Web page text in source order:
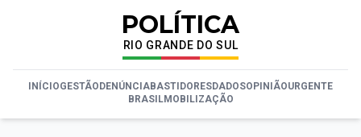
POLÍTICA
RIO GRANDE DO SUL
INÍCIOGESTÃO DENÚNCIABASTIDORESDADOSOPINIÃOURGENTE
BRASILMOBILIZAÇÃO